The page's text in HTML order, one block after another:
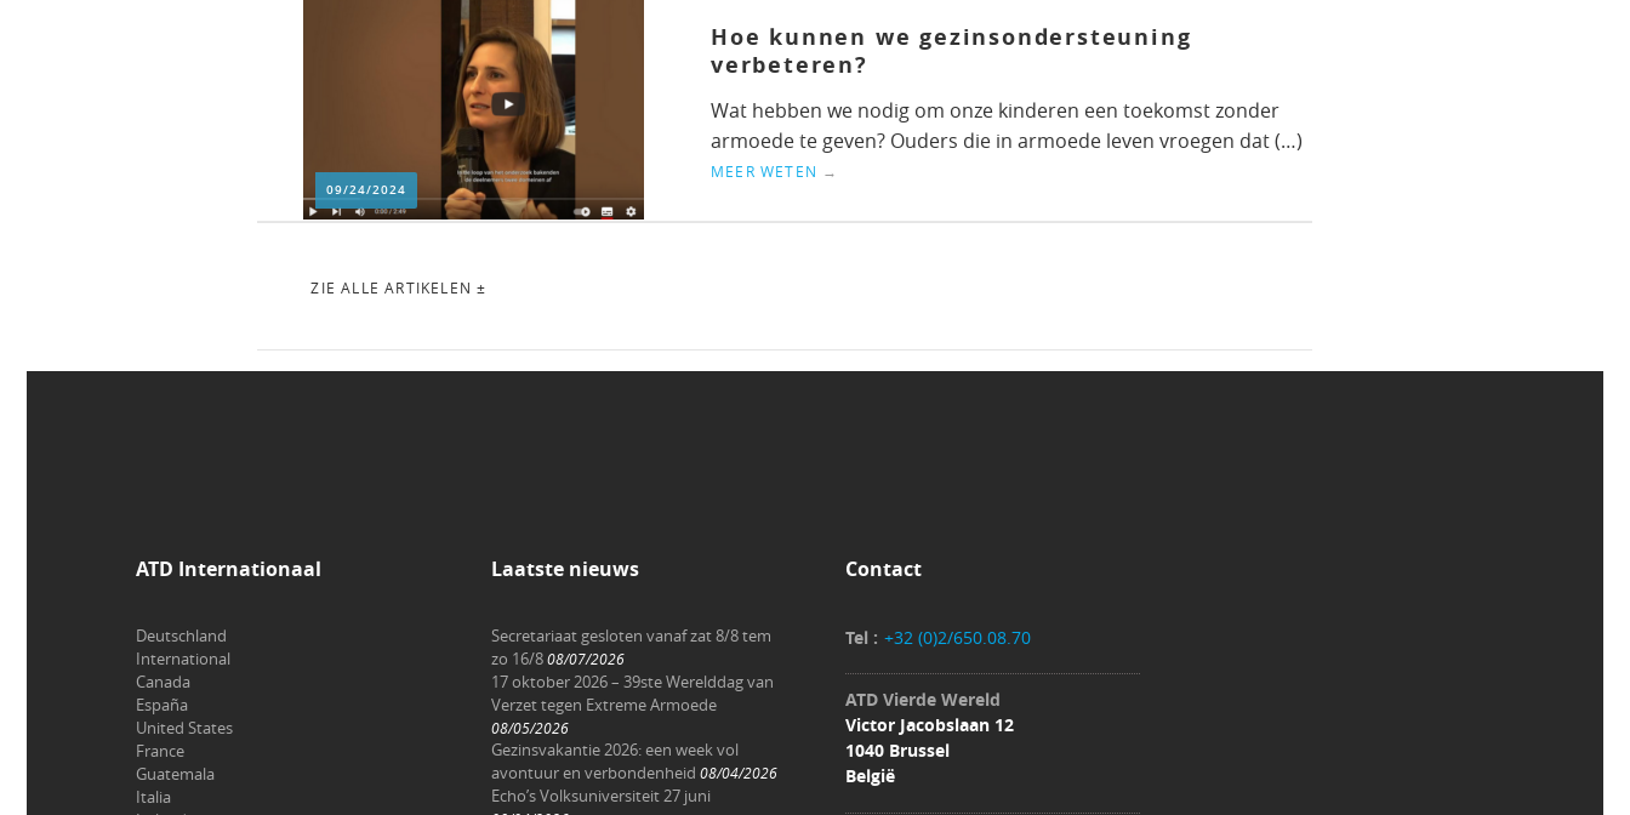
09/24/2024
Hoe kunnen we gezinsondersteuning
verbeteren?
Wat hebben we nodig om onze kinderen een toekomst zonder
armoede te geven? Ouders die in armoede leven vroegen dat (…)
MEER WETEN →
ZIE ALLE ARTIKELEN ±
ATD Internationaal
Deutschland
International
Canada
España
United States
France
Guatemala
Italia
Laatste nieuws
Secretariaat gesloten vanaf zat 8/8 tem
zo 16/8 08/07/2026
17 oktober 2026 – 39ste Werelddag van
Verzet tegen Extreme Armoede
08/05/2026
Gezinsvakantie 2026: een week vol
avontuur en verbondenheid 08/04/2026
Echo’s Volksuniversiteit 27 juni
Contact
Tel : +32 (0)2/650.08.70
ATD Vierde Wereld
Victor Jacobslaan 12
1040 Brussel
België